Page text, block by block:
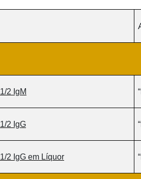
2 IgM
2 IgG
2 IgG em Líquor